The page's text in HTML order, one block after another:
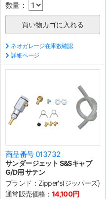
数量：
ネオガレージ在庫数確認
詳細ページ
商品番号 013732
サンダージェット S&Sキャブ
G/D用 サテン
ブランド： Zipper's(ジッパーズ)
通常販売価格： 14,100円